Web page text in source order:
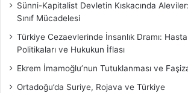
Sünni-Kapitalist Devletin Kıskacında
Sınıf Mücadelesi
Türkiye Cezaevlerinde İnsanlık Dramı:
Politikaları ve Hukukun İflası
Ekrem İmamoğlu’nun Tutuklanması ve
Ortadoğu’da Suriye, Rojava ve Türkiye